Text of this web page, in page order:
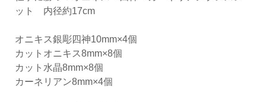
ット 内径約17cm
オニキス銀彫四神10mm×4個
カットオニキス8mm×8個
カット水晶8mm×8個
カーネリアン8mm×4個